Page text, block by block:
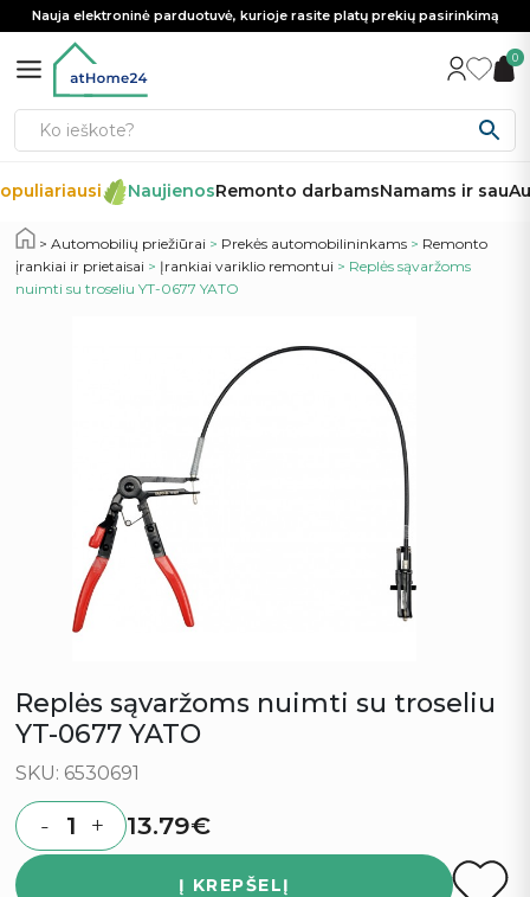
Nauja elektroninė parduotuvė, kurioje rasite platų prekių pasirinkimą
0
NaujienosRemonto darbamsNamams ir sau
Automobilių priežiūrai > Prekės automobilininkams > Remonto
įrankiai ir prietaisai > Įrankiai variklio remontui > Replės sąvaržoms
nuimti su troseliu YT-0677 YATO
Replės sąvaržoms nuimti su troseliu
YT-0677 YATO
SKU: 6530691
Quantity
- + 13.79€
Į KREPŠELĮ